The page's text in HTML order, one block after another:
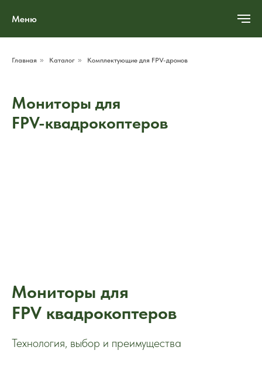
Меню
Главная » Каталог » Комплектующие для FPV-дронов
Мониторы для
FPV-квадрокоптеров
Мониторы для
FPV квадрокоптеров
Технология, выбор и преимущества